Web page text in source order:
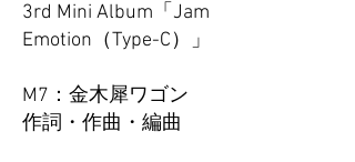
3rd Mini Album「Jam
Emotion（Type-C）」
M7：金木犀ワゴン
​作詞・作曲・編曲